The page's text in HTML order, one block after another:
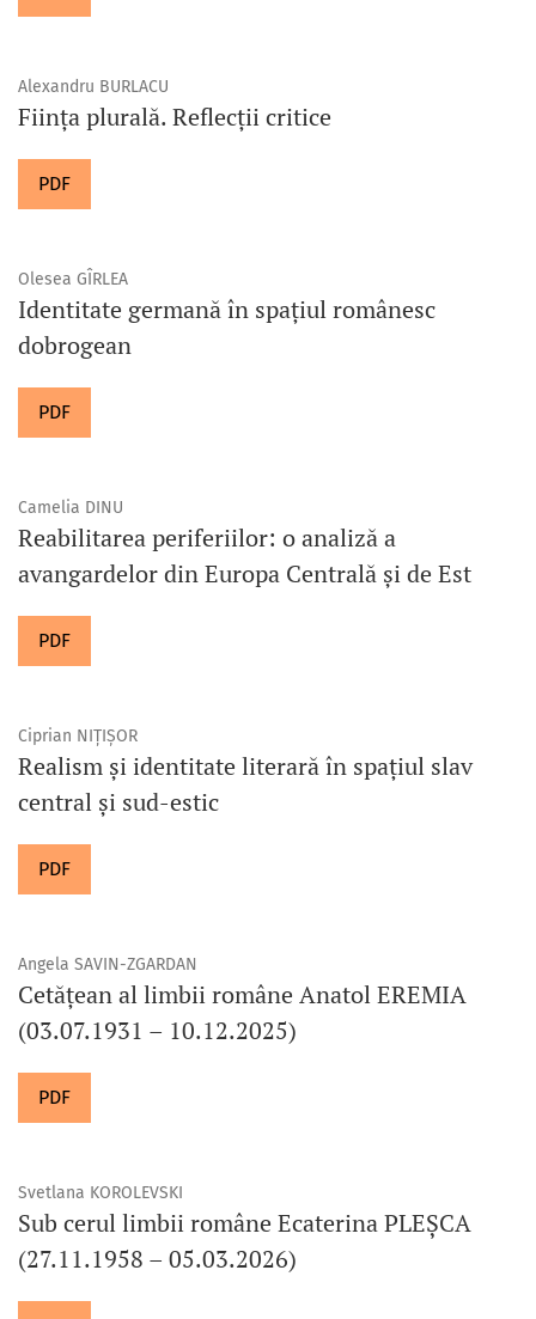
Alexandru BURLACU
Ființa plurală. Reflecții critice
PDF
Olesea GÎRLEA
Identitate germană în spațiul românesc
dobrogean
PDF
Camelia DINU
Reabilitarea periferiilor: o analiză a
avangardelor din Europa Centrală și de Est
PDF
Ciprian NIȚIȘOR
Realism și identitate literară în spațiul slav
central și sud-estic
PDF
Angela SAVIN-ZGARDAN
Cetățean al limbii române Anatol EREMIA
(03.07.1931 – 10.12.2025)
PDF
Svetlana KOROLEVSKI
Sub cerul limbii române Ecaterina PLEȘCA
(27.11.1958 – 05.03.2026)